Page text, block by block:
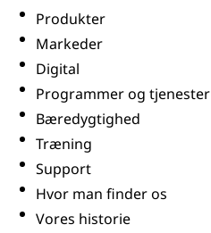
Produkter
Markeder
Digital
Programmer og tjenester
Bæredygtighed
Træning
Support
Hvor man finder os
Vores historie